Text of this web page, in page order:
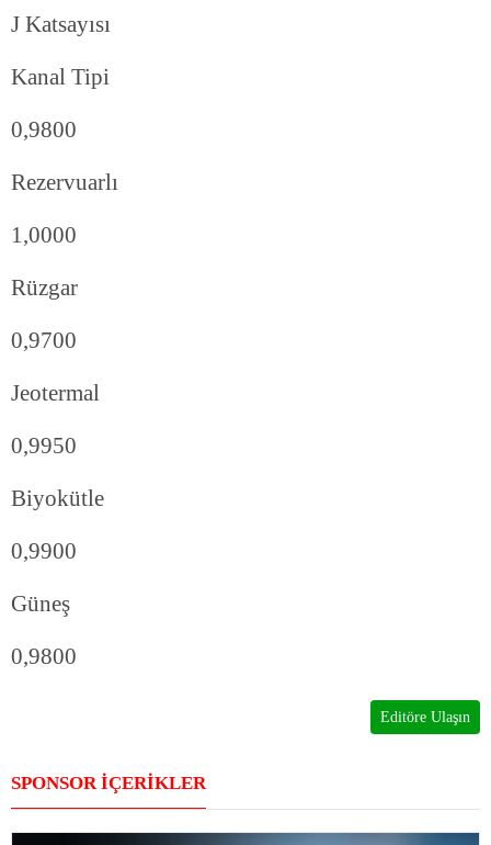
J Katsayısı
Kanal Tipi
0,9800
Rezervuarlı
1,0000
Rüzgar
0,9700
Jeotermal
0,9950
Biyokütle
0,9900
Güneş
0,9800
Editöre Ulaşın
SPONSOR İÇERİKLER